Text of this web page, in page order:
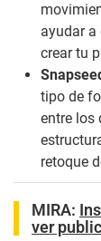
ayudar
crear tu
tipo de
entre los
retoque
MIRA:
ver